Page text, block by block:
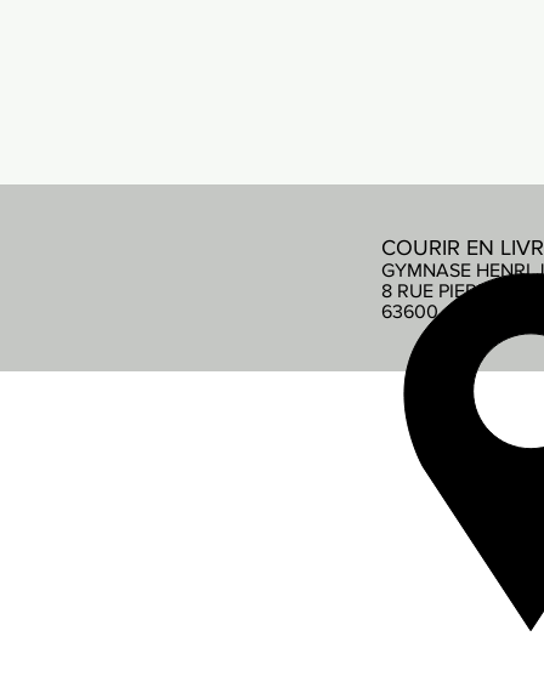
COURIR EN
GYMNASE HENRI
8 RUE PIERRE DE
63600 AMBERT